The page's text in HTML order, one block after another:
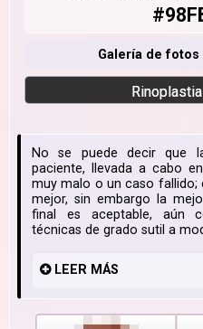
Galería de fotos
No se puede decir que
paciente, llevada a cabo
muy malo o un caso fallido;
mejor, sin embargo la
final es aceptable, aún
técnicas de grado sutil a
LEER MÁS